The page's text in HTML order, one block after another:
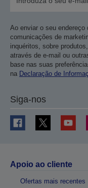
Ao enviar o seu
comunicações de
inquéritos, sobre
através de e-mail ou
base nas suas
na Declaração de
Siga-nos
Apoio ao cliente
Ofertas mais recentes